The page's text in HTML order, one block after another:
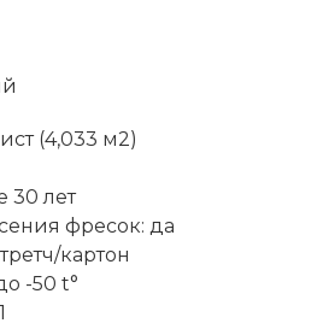
(4,033 м2)
30 лет
фресок: да
картон
-50 t°